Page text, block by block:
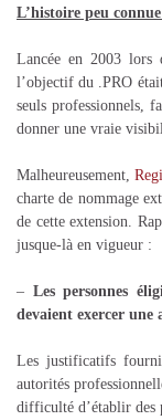
L’histoire peu
Lancée en 2003 lors
l’objectif du .PRO
seuls professionnels,
donner une vraie
Malheureusement,
charte de nommage
de cette extension.
jusque-là en vigueur :
– Les personnes
devaient exercer une
Les justificatifs
autorités
difficulté d’établir des